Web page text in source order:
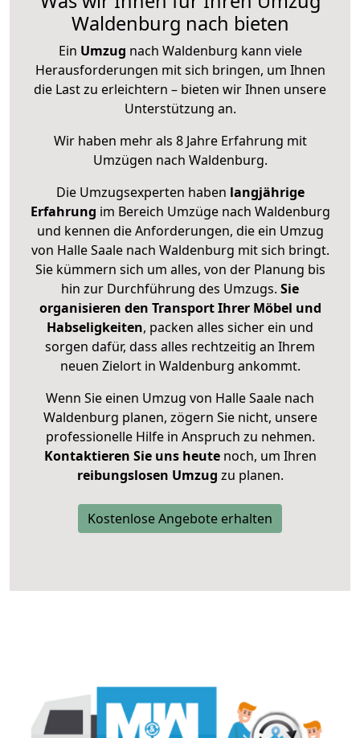
Waldenburg nach bieten
Ein Umzug nach Waldenburg kann viele
Herausforderungen mit sich bringen, um Ihnen
die Last zu erleichtern – bieten wir Ihnen unsere
Unterstützung an.
Wir haben mehr als 8 Jahre Erfahrung mit
Umzügen nach Waldenburg.
Die Umzugsexperten haben langjährige
Erfahrung im Bereich Umzüge nach Waldenburg
und kennen die Anforderungen, die ein Umzug
von Halle Saale nach Waldenburg mit sich bringt.
Sie kümmern sich um alles, von der Planung bis
hin zur Durchführung des Umzugs. Sie
organisieren den Transport Ihrer Möbel und
Habseligkeiten, packen alles sicher ein und
sorgen dafür, dass alles rechtzeitig an Ihrem
neuen Zielort in Waldenburg ankommt.
Wenn Sie einen Umzug von Halle Saale nach
Waldenburg planen, zögern Sie nicht, unsere
professionelle Hilfe in Anspruch zu nehmen.
Kontaktieren Sie uns heutenoch, um Ihren
reibungslosen Umzug zu planen.
Kostenlose Angebote erhalten